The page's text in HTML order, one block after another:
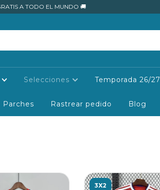
A TODO EL MUNDO 🚚
Selecciones Temporada 26/27
Parches Rastrear pedido Blog
3X2